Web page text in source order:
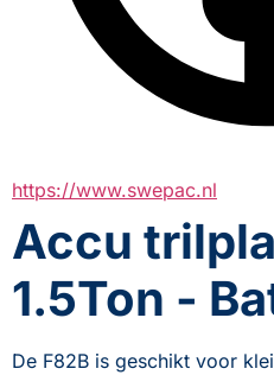
https://www.swepac.nl
Accu
1.5Ton -
De F82B is geschikt voor